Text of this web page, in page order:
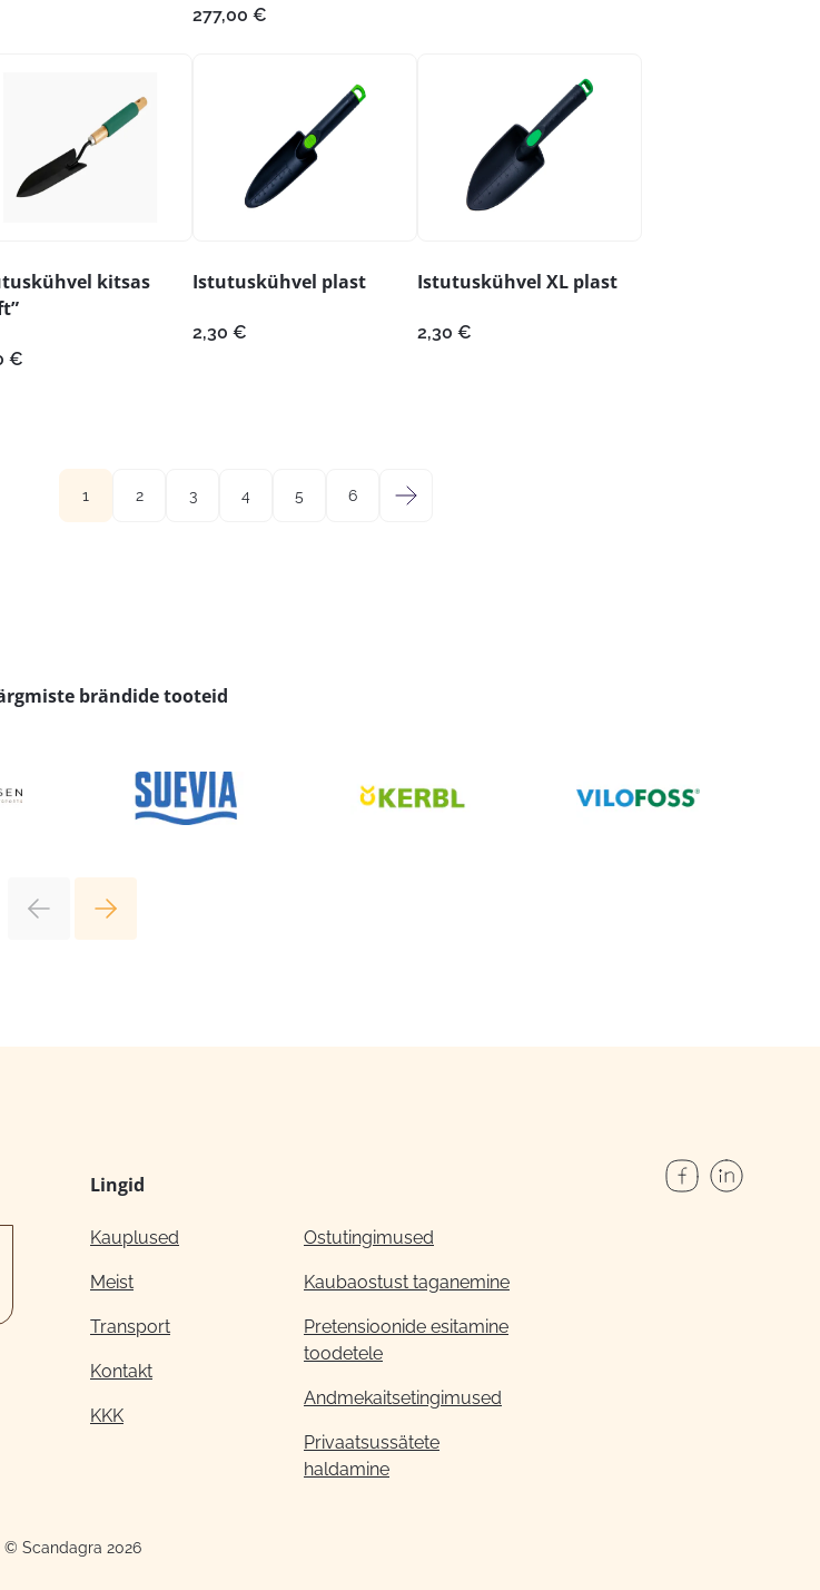
277,00 €
kitsas
€
Istutuskühvel plast
2,30 €
Istutuskühvel XL plast
2,30 €
1 2 3 4 5 6 →
brändide tooteid
Lingid
Kauplused
Meist
Transport
Kontakt
KKK
Ostutingimused
Kaubaostust taganemine
Pretensioonide esitamine
toodetele
Andmekaitsetingimused
Privaatsussätete
haldamine
© Scandagra 2026